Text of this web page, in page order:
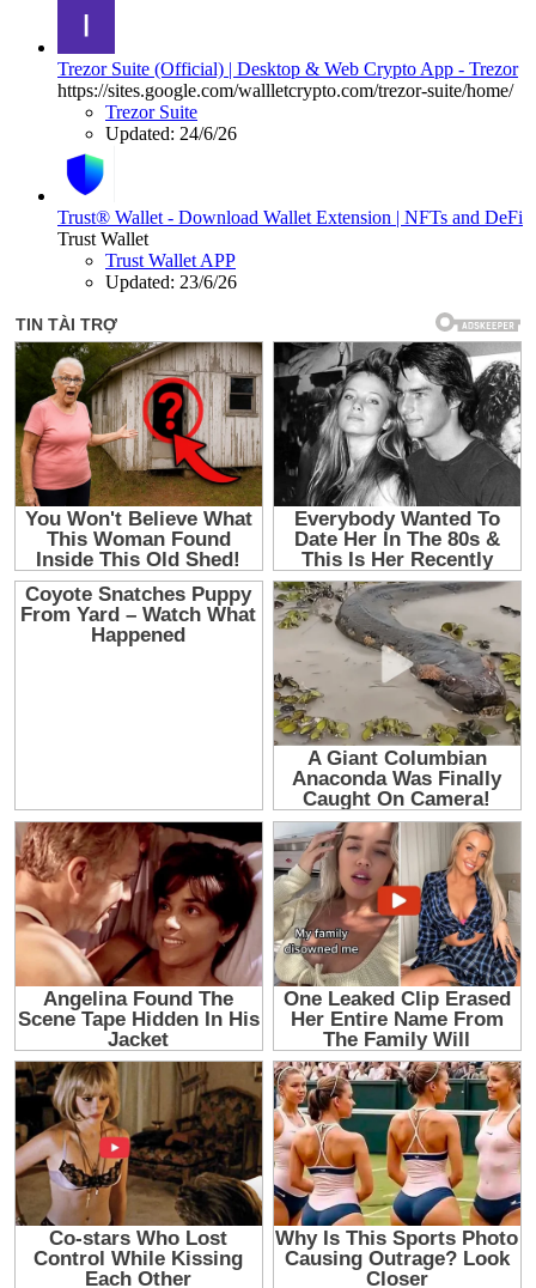
Trezor Suite (Official) | Desktop & Web Crypto App - Trezor
https://sites.google.com/wallletcrypto.com/trezor-suite/home/
Trezor Suite
Updated: 24/6/26
Trust® Wallet - Download Wallet Extension | NFTs and DeFi
Trust Wallet
Trust Wallet APP
Updated: 23/6/26